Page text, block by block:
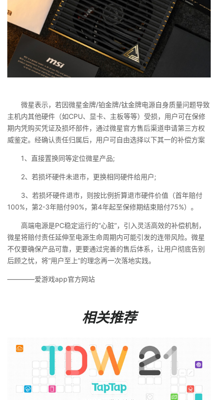
微星表示，若因微星金牌/铂金牌/钛金牌电源自身质量问题导致
主机内其他硬件（如CPU、显卡、主板等等）受损，用户可在保修
期内凭购买凭证及损坏部件，通过微星官方售后渠道申请第三方权
威鉴定。经确认责任归属后，用户可自由选择以下其一的补偿方案
1、直接置换同等定位微星产品;
2、若损坏硬件未退市，更换相同硬件给用户;
3、若损坏硬件退市，则按比例折算退市硬件价值（首年赔付
100%，第2-3年赔付90%，第4年起至保修期结束赔付75%）。
高端电源是PC稳定运行的“心脏”，引入灵活高效的补偿机制，
微星将赔付责任延伸至电源生命周期内可能引发的连带风险。微星
不仅要确保产品可靠，更要通过完善的售后体系，让用户彻底告别
后顾之忧，将“用户至上”的理念再一次落地实践。
————爱游戏app官方网站
相关推荐